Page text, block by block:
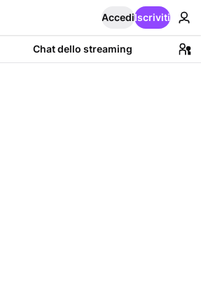
AccediIscriviti
Chat dello streaming